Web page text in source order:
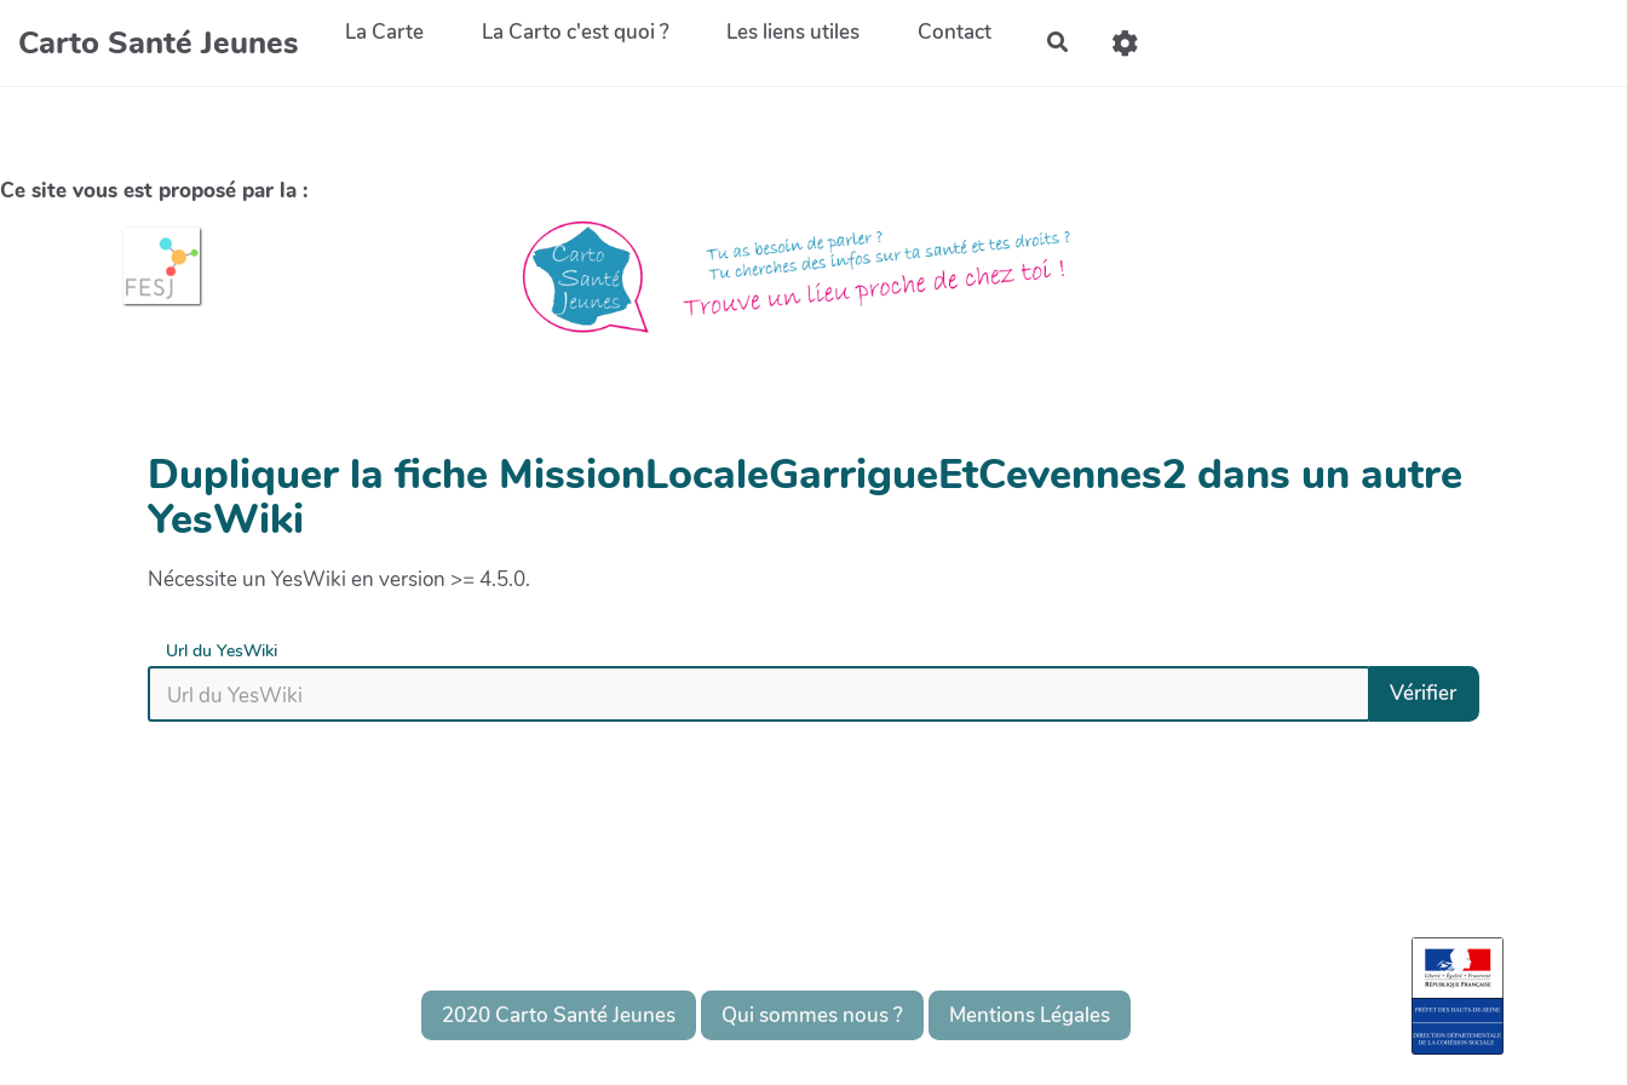
Carto Santé Jeunes La Carte La Carto c'est quoi ? Les liens utiles Contact
Ce site vous est proposé par la :
Dupliquer la fiche MissionLocaleGarrigueEtCevennes2 dans un autre
YesWiki
Nécessite un YesWiki en version >= 4.5.0.
Url du YesWiki
Vérifier
2020 Carto Santé Jeunes Qui sommes nous ? Mentions Légales